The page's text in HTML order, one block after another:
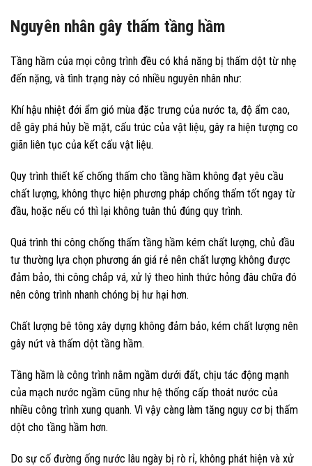
Nguyên nhân gây thấm tầng hầm
Tầng hầm của mọi công trình đều có khả năng bị thấm dột từ nhẹ
đến nặng, và tình trạng này có nhiều nguyên nhân như:
Khí hậu nhiệt đới ẩm gió mùa đặc trưng của nước ta, độ ẩm cao,
dễ gây phá hủy bề mặt, cấu trúc của vật liệu, gây ra hiện tượng co
giãn liên tục của kết cấu vật liệu.
Quy trình thiết kế chống thấm cho tầng hầm không đạt yêu cầu
chất lượng, không thực hiện phương pháp chống thấm tốt ngay từ
đầu, hoặc nếu có thì lại không tuân thủ đúng quy trình.
Quá trình thi công chống thấm tầng hầm kém chất lượng, chủ đầu
tư thường lựa chọn phương án giá rẻ nên chất lượng không được
đảm bảo, thi công chắp vá, xử lý theo hình thức hỏng đâu chữa đó
nên công trình nhanh chóng bị hư hại hơn.
Chất lượng bê tông xây dựng không đảm bảo, kém chất lượng nên
gây nứt và thấm dột tầng hầm.
Tầng hầm là công trình nằm ngầm dưới đất, chịu tác động mạnh
của mạch nước ngầm cũng như hệ thống cấp thoát nước của
nhiều công trình xung quanh. Vì vậy càng làm tăng nguy cơ bị thấm
dột cho tầng hầm hơn.
Do sự cố đường ống nước lâu ngày bị rò rỉ, không phát hiện và xử